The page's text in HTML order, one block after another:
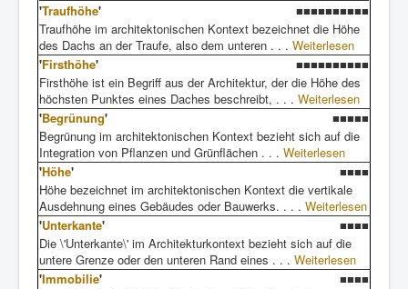
'Traufhöhe'
■■■■■■■■■■
Traufhöhe im architektonischen Kontext bezeichnet die Höhe
des Dachs an der Traufe, also dem unteren . . . Weiterlesen
'Firsthöhe'
■■■■■■■■■■
Firsthöhe ist ein Begriff aus der Architektur, der die Höhe des
höchsten Punktes eines Daches beschreibt, . . . Weiterlesen
'Begrünung'
■■■■■
Begrünung im architektonischen Kontext bezieht sich auf die
Integration von Pflanzen und Grünflächen . . . Weiterlesen
'Höhe'
■■■■
Höhe bezeichnet im architektonischen Kontext die vertikale
Ausdehnung eines Gebäudes oder Bauwerks. . . . Weiterlesen
'Unterkante'
■■■■
Die \'Unterkante\' im Architekturkontext bezieht sich auf die
untere Grenze oder den unteren Rand eines . . . Weiterlesen
'Immobilie'
■■■■